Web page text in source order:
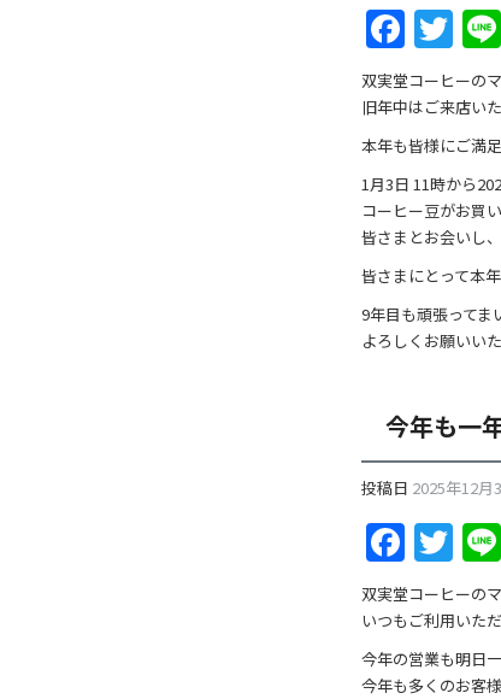
F
a
c
e
b
o
o
k
T
w
itt
er
双実堂コーヒーのマ
旧年中はご来店い
本年も皆様にご満
1月3日 11時から
コーヒー豆がお買
皆さまとお会いし
皆さまにとって本
9年目も頑張ってま
よろしくお願いいた
今年も一
投稿日 2025年12月
F
a
c
e
T
w
itt
er
双実堂コーヒーのマ
いつもご利用いた
今年の営業も明日
今年も多くのお客